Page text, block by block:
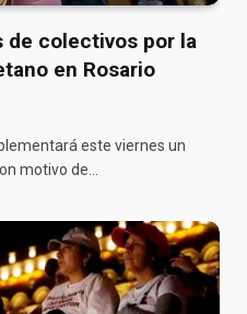
de colectivos por la
en Rosario
este viernes un
motivo de…